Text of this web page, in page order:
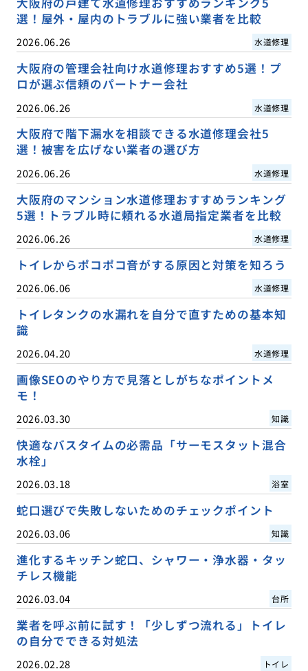
選！屋外・屋内のトラブルに強い業者を比較
2026.06.26 水道修理
大阪府の管理会社向け水道修理おすすめ5選！プ
ロが選ぶ信頼のパートナー会社
2026.06.26 水道修理
大阪府で階下漏水を相談できる水道修理会社5
選！被害を広げない業者の選び方
2026.06.26 水道修理
大阪府のマンション水道修理おすすめランキング
5選！トラブル時に頼れる水道局指定業者を比較
2026.06.26 水道修理
トイレからポコポコ音がする原因と対策を知ろう
2026.06.06 水道修理
トイレタンクの水漏れを自分で直すための基本知
識
2026.04.20 水道修理
画像SEOのやり方で見落としがちなポイントメ
モ！
2026.03.30 知識
快適なバスタイムの必需品「サーモスタット混合
水栓」
2026.03.18 浴室
蛇口選びで失敗しないためのチェックポイント
2026.03.06 知識
進化するキッチン蛇口、シャワー・浄水器・タッ
チレス機能
2026.03.04 台所
業者を呼ぶ前に試す！「少しずつ流れる」トイレ
の自分でできる対処法
2026.02.28 トイレ